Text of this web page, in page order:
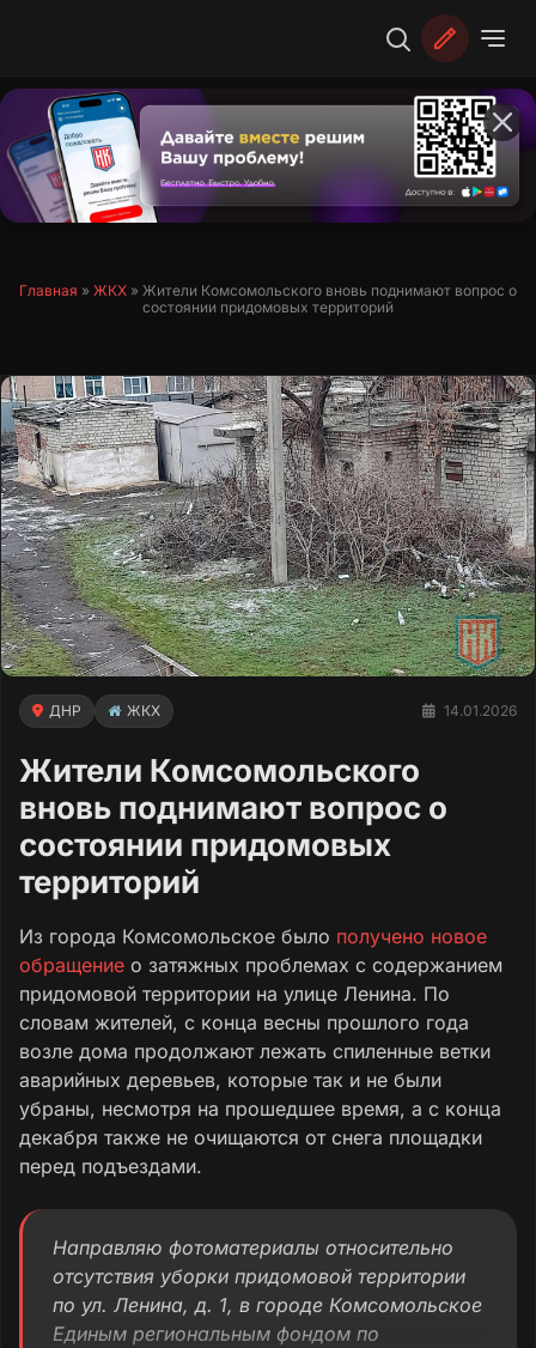
Главная » ЖКХ » Жители Комсомольского вновь поднимают вопрос о
состоянии придомовых территорий
ДНР ЖКХ 14.01.2026
Жители Комсомольского
вновь поднимают вопрос о
состоянии придомовых
территорий
Из города Комсомольское было получено новое
обращение о затяжных проблемах с содержанием
придомовой территории на улице Ленина. По
словам жителей, с конца весны прошлого года
возле дома продолжают лежать спиленные ветки
аварийных деревьев, которые так и не были
убраны, несмотря на прошедшее время, а с конца
декабря также не очищаются от снега площадки
перед подъездами.
Направляю фотоматериалы относительно
отсутствия уборки придомовой территории
по ул. Ленина, д. 1, в городе Комсомольское
Единым региональным фондом по